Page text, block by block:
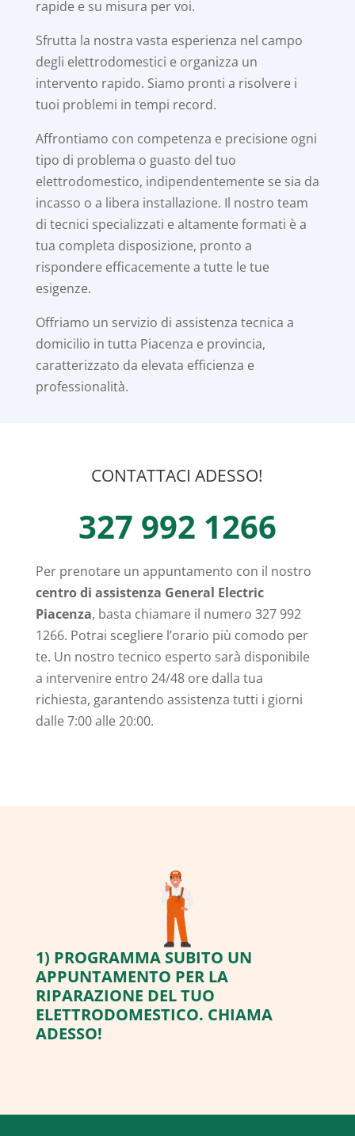
rapide e su misura per voi.
Sfrutta la nostra vasta esperienza nel campo
degli elettrodomestici e organizza un
intervento rapido. Siamo pronti a risolvere i
tuoi problemi in tempi record.
Affrontiamo con competenza e precisione ogni
tipo di problema o guasto del tuo
elettrodomestico, indipendentemente se sia da
incasso o a libera installazione. Il nostro team
di tecnici specializzati e altamente formati è a
tua completa disposizione, pronto a
rispondere efficacemente a tutte le tue
esigenze.
Offriamo un servizio di assistenza tecnica a
domicilio in tutta Piacenza e provincia,
caratterizzato da elevata efficienza e
professionalità.
CONTATTACI ADESSO!
327 992 1266
Per prenotare un appuntamento con il nostro
centro di assistenza General Electric
Piacenza, basta chiamare il numero 327 992
1266. Potrai scegliere l’orario più comodo per
te. Un nostro tecnico esperto sarà disponibile
a intervenire entro 24/48 ore dalla tua
richiesta, garantendo assistenza tutti i giorni
dalle 7:00 alle 20:00.
1) PROGRAMMA SUBITO UN
APPUNTAMENTO PER LA
RIPARAZIONE DEL TUO
ELETTRODOMESTICO. CHIAMA
ADESSO!